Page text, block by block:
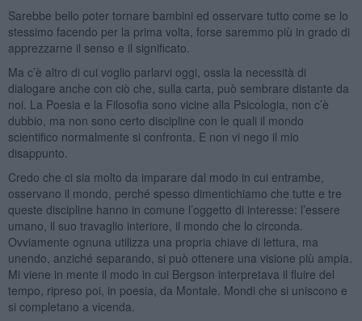
Sarebbe bello poter tornare bambini ed osservare tutto come se lo
stessimo facendo per la prima volta, forse saremmo più in grado di
apprezzarne il senso e il significato.
Ma c’è altro di cui voglio parlarvi oggi, ossia la necessità di
dialogare anche con ciò che, sulla carta, può sembrare distante da
noi. La Poesia e la Filosofia sono vicine alla Psicologia, non c’è
dubbio, ma non sono certo discipline con le quali il mondo
scientifico normalmente si confronta. E non vi nego il mio
disappunto.
Credo che ci sia molto da imparare dal modo in cui entrambe,
osservano il mondo, perché spesso dimentichiamo che tutte e tre
queste discipline hanno in comune l’oggetto di interesse: l’essere
umano, il suo travaglio interiore, il mondo che lo circonda.
Ovviamente ognuna utilizza una propria chiave di lettura, ma
unendo, anziché separando, si può ottenere una visione più ampia.
Mi viene in mente il modo in cui Bergson interpretava il fluire del
tempo, ripreso poi, in poesia, da Montale. Mondi che si uniscono e
si completano a vicenda.